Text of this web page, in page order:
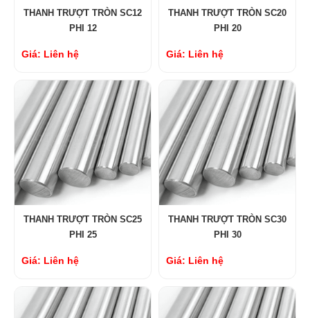
THANH TRƯỢT TRÒN SC12
PHI 12
Giá: Liên hệ
THANH TRƯỢT TRÒN SC20
PHI 20
Giá: Liên hệ
THANH TRƯỢT TRÒN SC25
PHI 25
Giá: Liên hệ
THANH TRƯỢT TRÒN SC30
PHI 30
Giá: Liên hệ